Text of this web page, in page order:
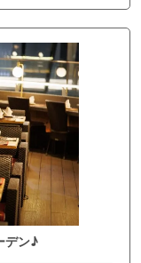
デン♪